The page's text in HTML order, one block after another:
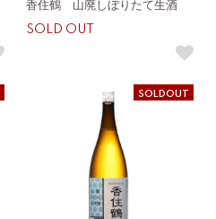
香住鶴 山廃しぼりたて生酒
SOLD OUT
SOLDOUT